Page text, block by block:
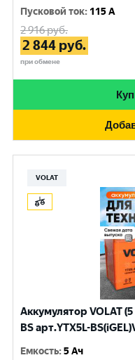
Пусковой ток: 115 A
2 916руб.
2 844 руб.
при обмене
VOLAT
Аккумулятор VOLAT
BS арт.YTX5L-
Емкость:5 Ач